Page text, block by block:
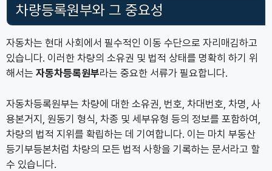
차량등록원부와 그 중요성
자동차는 현대 사회에서 필수적인 이동 수단으로 자리매김하고
있습니다. 이러한 차량의 소유권 및 법적 상태를 명확히 하기 위
해서는 자동차등록원부라는 중요한 서류가 필요합니다.
자동차등록원부는 차량에 대한 소유권, 번호, 차대번호, 차명, 사
용본거지, 원동기 형식, 차종 및 세부유형 등의 정보를 포함하여,
차량의 법적 지위를 확립하는 데 기여합니다. 이는 마치 부동산
등기부등본처럼 차량의 모든 법적 사항을 기록하는 문서라고 할
수 있습니다.